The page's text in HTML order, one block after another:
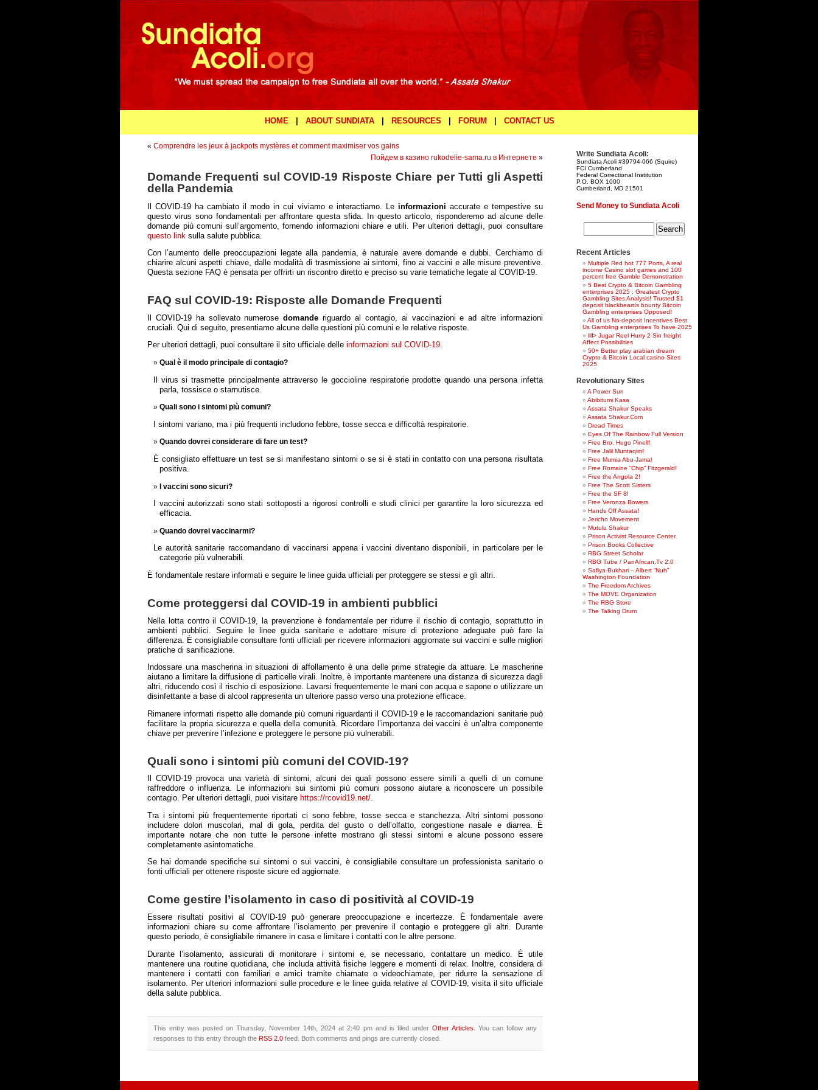
HOME ABOUT SUNDIATA RESOURCES FORUM CONTACT US
« Comprendre les jeux à jackpots mystères et comment maximiser vos gains
Пойдем в казино rukodelie-sama.ru в Интернете »
Domande Frequenti sul COVID-19 Risposte Chiare per Tutti gli Aspetti
della Pandemia
Il COVID-19 ha cambiato il modo in cui viviamo e interactiamo. Le informazioni accurate e tempestive su
questo virus sono fondamentali per affrontare questa sfida. In questo articolo, risponderemo ad alcune delle
domande più comuni sull’argomento, fornendo informazioni chiare e utili. Per ulteriori dettagli, puoi consultare
questo link sulla salute pubblica.
Con l’aumento delle preoccupazioni legate alla pandemia, è naturale avere domande e dubbi. Cerchiamo di
chiarire alcuni aspetti chiave, dalle modalità di trasmissione ai sintomi, fino ai vaccini e alle misure preventive.
Questa sezione FAQ è pensata per offrirti un riscontro diretto e preciso su varie tematiche legate al COVID-19.
FAQ sul COVID-19: Risposte alle Domande Frequenti
Il COVID-19 ha sollevato numerosedomande riguardo al contagio, ai vaccinazioni e ad altre informazioni
cruciali. Qui di seguito, presentiamo alcune delle questioni più comuni e le relative risposte.
Per ulteriori dettagli, puoi consultare il sito ufficiale delle informazioni sul COVID-19.
Qual è il modo principale di contagio?
Il virus si trasmette principalmente attraverso le goccioline respiratorie prodotte quando una persona infetta
parla, tossisce o starnutisce.
Quali sono i sintomi più comuni?
I sintomi variano, ma i più frequenti includono febbre, tosse secca e difficoltà respiratorie.
Quando dovrei considerare di fare un test?
È consigliato effettuare un test se si manifestano sintomi o se si è stati in contatto con una persona risultata
positiva.
I vaccini sono sicuri?
I vaccini autorizzati sono stati sottoposti a rigorosi controlli e studi clinici per garantire la loro sicurezza ed
efficacia.
Quando dovrei vaccinarmi?
Le autorità sanitarie raccomandano di vaccinarsi appena i vaccini diventano disponibili, in particolare per le
categorie più vulnerabili.
È fondamentale restare informati e seguire le linee guida ufficiali per proteggere se stessi e gli altri.
Come proteggersi dal COVID-19 in ambienti pubblici
Nella lotta contro il COVID-19, la prevenzione è fondamentale per ridurre il rischio di contagio, soprattutto in
ambienti pubblici. Seguire le linee guida sanitarie e adottare misure di protezione adeguate può fare la
differenza. È consigliabile consultare fonti ufficiali per ricevere informazioni aggiornate sui vaccini e sulle migliori
pratiche di sanificazione.
Indossare una mascherina in situazioni di affollamento è una delle prime strategie da attuare. Le mascherine
aiutano a limitare la diffusione di particelle virali. Inoltre, è importante mantenere una distanza di sicurezza dagli
altri, riducendo così il rischio di esposizione. Lavarsi frequentemente le mani con acqua e sapone o utilizzare un
disinfettante a base di alcool rappresenta un ulteriore passo verso una protezione efficace.
Rimanere informati rispetto alle domande più comuni riguardanti il COVID-19 e le raccomandazioni sanitarie può
facilitare la propria sicurezza e quella della comunità. Ricordare l’importanza dei vaccini è un’altra componente
chiave per prevenire l’infezione e proteggere le persone più vulnerabili.
Quali sono i sintomi più comuni del COVID-19?
Il COVID-19 provoca una varietà di sintomi, alcuni dei quali possono essere simili a quelli di un comune
raffreddore o influenza. Le informazioni sui sintomi più comuni possono aiutare a riconoscere un possibile
contagio. Per ulteriori dettagli, puoi visitare https://rcovid19.net/.
Tra i sintomi più frequentemente riportati ci sono febbre, tosse secca e stanchezza. Altri sintomi possono
includere dolori muscolari, mal di gola, perdita del gusto o dell’olfatto, congestione nasale e diarrea. È
importante notare che non tutte le persone infette mostrano gli stessi sintomi e alcune possono essere
completamente asintomatiche.
Se hai domande specifiche sui sintomi o sui vaccini, è consigliabile consultare un professionista sanitario o
fonti ufficiali per ottenere risposte sicure ed aggiornate.
Come gestire l’isolamento in caso di positività al COVID-19
Essere risultati positivi al COVID-19 può generare preoccupazione e incertezze. È fondamentale avere
informazioni chiare su come affrontare l’isolamento per prevenire il contagio e proteggere gli altri. Durante
questo periodo, è consigliabile rimanere in casa e limitare i contatti con le altre persone.
Durante l’isolamento, assicurati di monitorare i sintomi e, se necessario, contattare un medico. È utile
mantenere una routine quotidiana, che includa attività fisiche leggere e momenti di relax. Inoltre, considera di
mantenere i contatti con familiari e amici tramite chiamate o videochiamate, per ridurre la sensazione di
isolamento. Per ulteriori informazioni sulle procedure e le linee guida relative al COVID-19, visita il sito ufficiale
della salute pubblica.
This entry was posted on Thursday, November 14th, 2024 at 2:40 pm and is filed under Other Articles . You can follow any
responses to this entry through the RSS 2.0 feed. Both comments and pings are currently closed.
Write Sundiata Acoli:
Sundiata Acoli #39794-066 (Squire)
FCI Cumberland
Federal Correctional Institution
P.O. BOX 1000
Cumberland, MD 21501
Send Money to Sundiata Acoli
Recent Articles
Multiple Red hot 777 Ports, A real
income Casino slot games and 100
percent free Gamble Demonstration
5 Best Crypto & Bitcoin Gambling
enterprises 2025 : Greatest Crypto
Gambling Sites Analysis! Trusted $1
deposit blackbeards bounty Bitcoin
Gambling enterprises Opposed!
All of us No-deposit Incentives Best
Us Gambling enterprises To have 2025
lllᐅ Jugar Reel Hurry 2 Sin freight
Affect Possibilities
50+ Better play arabian dream
Crypto & Bitcoin Local casino Sites
2025
Revolutionary Sites
A Power Sun
Abibitumi Kasa
Assata Shakur Speaks
Assata Shakur.Com
Dread Times
Eyes Of The Rainbow Full Version
Free Bro. Hugo Pinell!
Free Jalil Muntaqim!
Free Mumia Abu-Jamal
Free Romaine “Chip” Fitzgerald!
Free the Angola 2!
Free The Scott Sisters
Free the SF 8!
Free Veronza Bowers
Hands Off Assata!
Jericho Movement
Mutulu Shakur
Prison Activist Resource Center
Prison Books Collective
RBG Street Scholar
RBG Tube / PanAfrican.Tv 2.0
Safiya-Bukhari – Albert “Nuh”
Washington Foundation
The Freedom Archives
The MOVE Organization
The RBG Store
The Talking Drum